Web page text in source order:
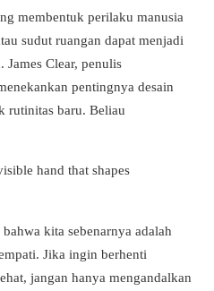
membentuk perilaku manusia
sudut ruangan dapat menjadi
James Clear, penulis
pentingnya desain
rutinitas baru. Beliau
hand that shapes
kita sebenarnya adalah
Jika ingin berhenti
jangan hanya mengandalkan